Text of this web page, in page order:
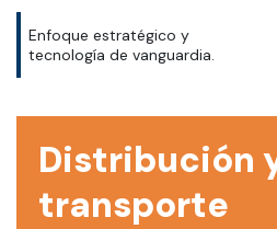
Enfoque estratégico y
tecnología de vanguardia.
Distribución
transporte